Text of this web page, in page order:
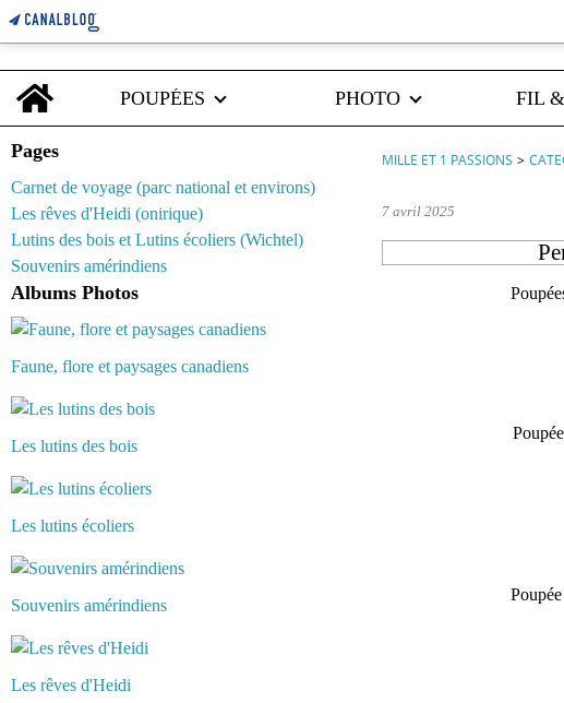
Home
POUPÉES
PHOTO FIL
Pages
Carnet de voyage (parc national et environs)
Les rêves d'Heidi (onirique)
Lutins des bois et Lutins écoliers (Wichtel)
Souvenirs amérindiens
Albums Photos
Faune, flore et paysages canadiens
Les lutins des bois
Les lutins écoliers
Souvenirs amérindiens
Les rêves d'Heidi
MILLE ET 1 PASSIONS >
7 avril 2025